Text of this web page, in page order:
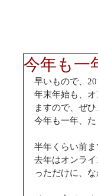
今年も一
早いもので、
年末年始も、
ますので、ぜ
今年も一年、
半年くらい前
去年はオンライ
っただけに、